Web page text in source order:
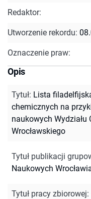
Redaktor:
Utworzenie rekordu:
Oznaczenie praw:
Opis
Tytuł: Lista
chemicznych na
naukowych Wydziału
Wrocławskiego
Tytuł publikacji
Naukowych
Tytuł pracy zbiorowej: